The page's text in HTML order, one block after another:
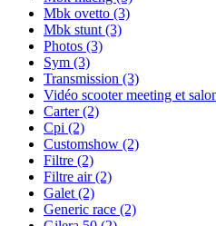
Mbk ovetto (3)
Mbk stunt (3)
Photos (3)
Sym (3)
Transmission (3)
Vidéo scooter meeting et
Carter(2)
Cpi (2)
Customshow (2)
Filtre (2)
Filtre air(2)
Galet (2)
Generic race (2)